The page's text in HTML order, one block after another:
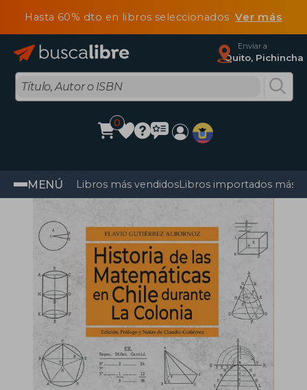
Hasta 60% dto en libros seleccionadosVer más
Enviar a
Quito, Pichincha
0
MENÚ Libros más vendidosLibros importados más